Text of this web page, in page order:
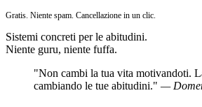
Gratis. Niente spam. Cancellazione in un clic.
Sistemi concreti per le abitudini.
Niente guru, niente fuffa.
"Non cambi la tua vita motivandoti.
cambiando le tue abitudini." —